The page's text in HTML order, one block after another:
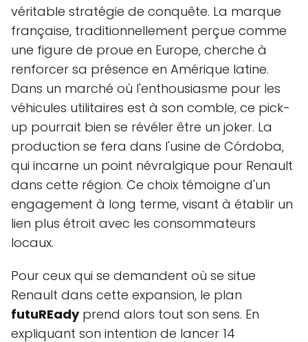
véritable stratégie de conquête. La marque
française, traditionnellement perçue comme
une figure de proue en Europe, cherche à
renforcer sa présence en Amérique latine.
Dans un marché où l'enthousiasme pour les
véhicules utilitaires est à son comble, ce pick-
up pourrait bien se révéler être un joker. La
production se fera dans l'usine de Córdoba,
qui incarne un point névralgique pour Renault
dans cette région. Ce choix témoigne d'un
engagement à long terme, visant à établir un
lien plus étroit avec les consommateurs
locaux.
Pour ceux qui se demandent où se situe
Renault dans cette expansion, le plan
futuREadyprend alors tout son sens. En
expliquant son intention de lancer 14